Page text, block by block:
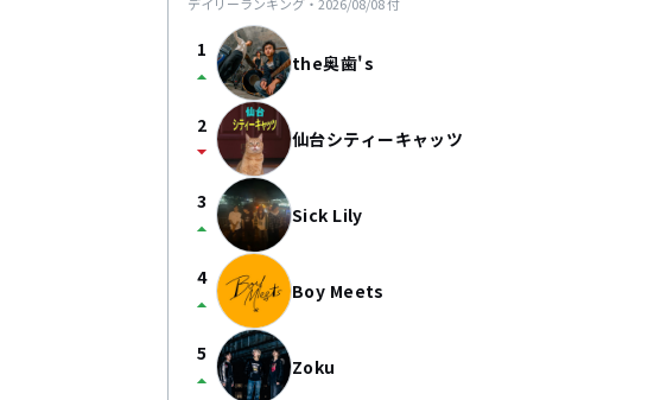
デイリーランキング・ 2026/08/08付
1
arrow_drop_up the奥歯's
2
arrow_drop_down 仙台シティーキャッツ
3
arrow_drop_up Sick Lily
4
arrow_drop_up Boy Meets
5
arrow_drop_up Zoku